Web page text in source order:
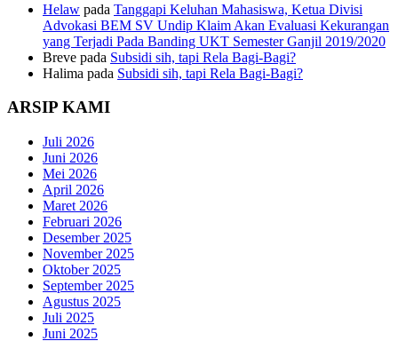
Helaw pada Tanggapi Keluhan Mahasiswa, Ketua Divisi
Advokasi BEM SV Undip Klaim Akan Evaluasi Kekurangan
yang Terjadi Pada Banding UKT Semester Ganjil 2019/2020
Breve pada Subsidi sih, tapi Rela Bagi-Bagi?
Halima pada Subsidi sih, tapi Rela Bagi-Bagi?
ARSIP KAMI
Juli 2026
Juni 2026
Mei 2026
April 2026
Maret 2026
Februari 2026
Desember 2025
November 2025
Oktober 2025
September 2025
Agustus 2025
Juli 2025
Juni 2025